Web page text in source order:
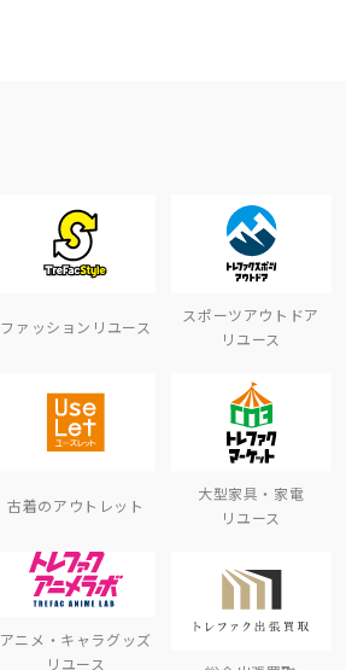
ファッションリユース
スポーツアウトドア
リユース
古着のアウトレット
大型家具・家電
リユース
アニメ・キャラグッズ
リユース